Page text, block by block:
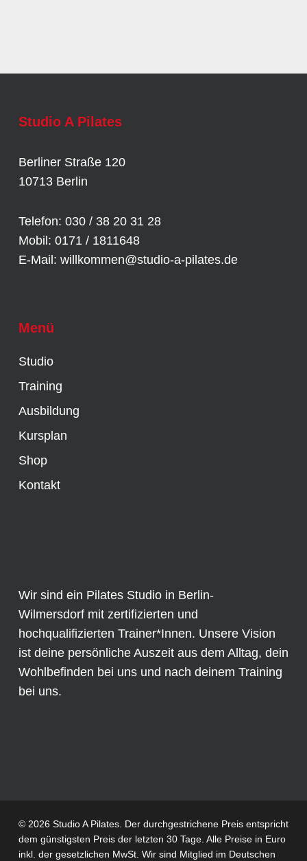
Studio A Pilates
Berliner Straße 120
10713 Berlin
Telefon: 030 / 38 20 31 28
Mobil: 0171 / 1811648
E-Mail: willkommen@studio-a-pilates.de
Menü
Studio
Training
Ausbildung
Kursplan
Shop
Kontakt
Wir sind ein Pilates Studio in Berlin-
Wilmersdorf mit zertifizierten und
hochqualifizierten Trainer*Innen. Unsere Vision
ist deine persönliche Auszeit aus dem Alltag, dein
Wohlbefinden bei uns und nach deinem Training
bei uns.
© 2026 Studio A Pilates. Der durchgestrichene Preis entspricht
dem günstigsten Preis der letzten 30 Tage. Alle Preise in Euro
inkl. der gesetzlichen MwSt. Wir sind Mitglied im Deutschen